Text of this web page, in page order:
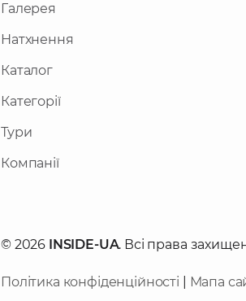
Галерея
Натхнення
Каталог
Категорії
Тури
Компанії
© 2026 INSIDE-UA. Всі права
Політика конфіденційності Мапа